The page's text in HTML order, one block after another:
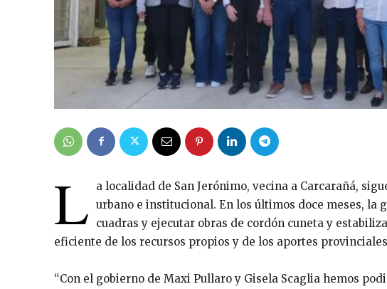
L
a localidad de San Jerónimo, vecina a Carcarañá,
urbano e institucional. En los últimos doce meses, la
cuadras y ejecutar obras de cordón cuneta y
eficiente de los recursos propios y de los aportes
“Con el gobierno de Maxi Pullaro y Gisela Scaglia hemos